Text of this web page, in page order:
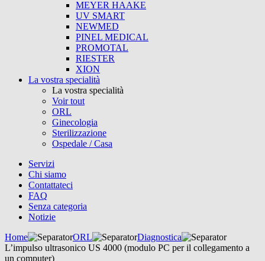
MEYER HAAKE
UV SMART
NEWMED
PINEL MEDICAL
PROMOTAL
RIESTER
XION
La vostra specialità
La vostra specialità
Voir tout
ORL
Ginecologia
Sterilizzazione
Ospedale / Casa
Servizi
Chi siamo
Contattateci
FAQ
Senza categoria
Notizie
Home
ORL
Diagnostica
L’impulso ultrasonico US 4000 (modulo PC per il collegamento a
un computer)